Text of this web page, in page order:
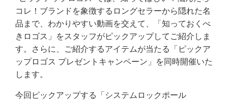
コレ！ブランドを象徴するロングセラーから隠れた名
品まで、わかりやすい動画を交えて、「知っておくべ
きロゴス」をスタッフがピックアップしてご紹介しま
す。さらに、ご紹介するアイテムが当たる「ピックア
ップロゴス プレゼントキャンペーン」を同時開催いた
します。
今回ピックアップする「システムロックポール